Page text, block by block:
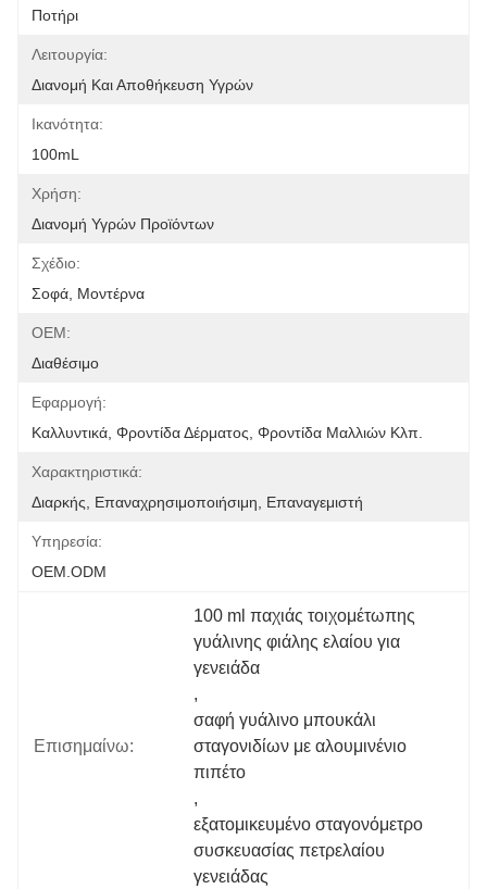
Ποτήρι
Λειτουργία:
Διανομή Και Αποθήκευση Υγρών
Ικανότητα:
100mL
Χρήση:
Διανομή Υγρών Προϊόντων
Σχέδιο:
Σοφά, Μοντέρνα
OEM:
Διαθέσιμο
Εφαρμογή:
Καλλυντικά, Φροντίδα Δέρματος, Φροντίδα Μαλλιών Κλπ.
Χαρακτηριστικά:
Διαρκής, Επαναχρησιμοποιήσιμη, Επαναγεμιστή
Υπηρεσία:
OEM.ODM
Επισημαίνω:
100 ml παχιάς τοιχομέτωπης
γυάλινης φιάλης ελαίου για
γενειάδα
,
σαφή γυάλινο μπουκάλι
σταγονιδίων με αλουμινένιο
πιπέτο
,
εξατομικευμένο σταγονόμετρο
συσκευασίας πετρελαίου
γενειάδας